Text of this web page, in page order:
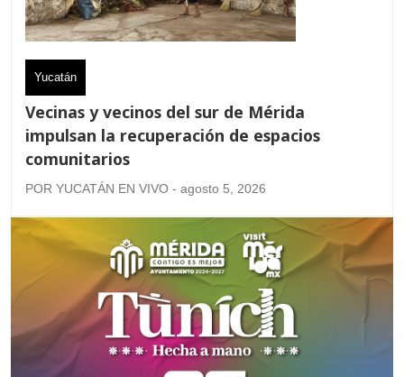
Yucatán
Vecinas y vecinos del sur de Mérida
impulsan la recuperación de espacios
comunitarios
POR YUCATÁN EN VIVO - agosto 5, 2026